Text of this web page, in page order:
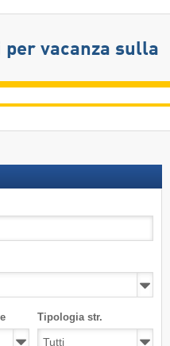
vacanza sulla
Tipologia str.